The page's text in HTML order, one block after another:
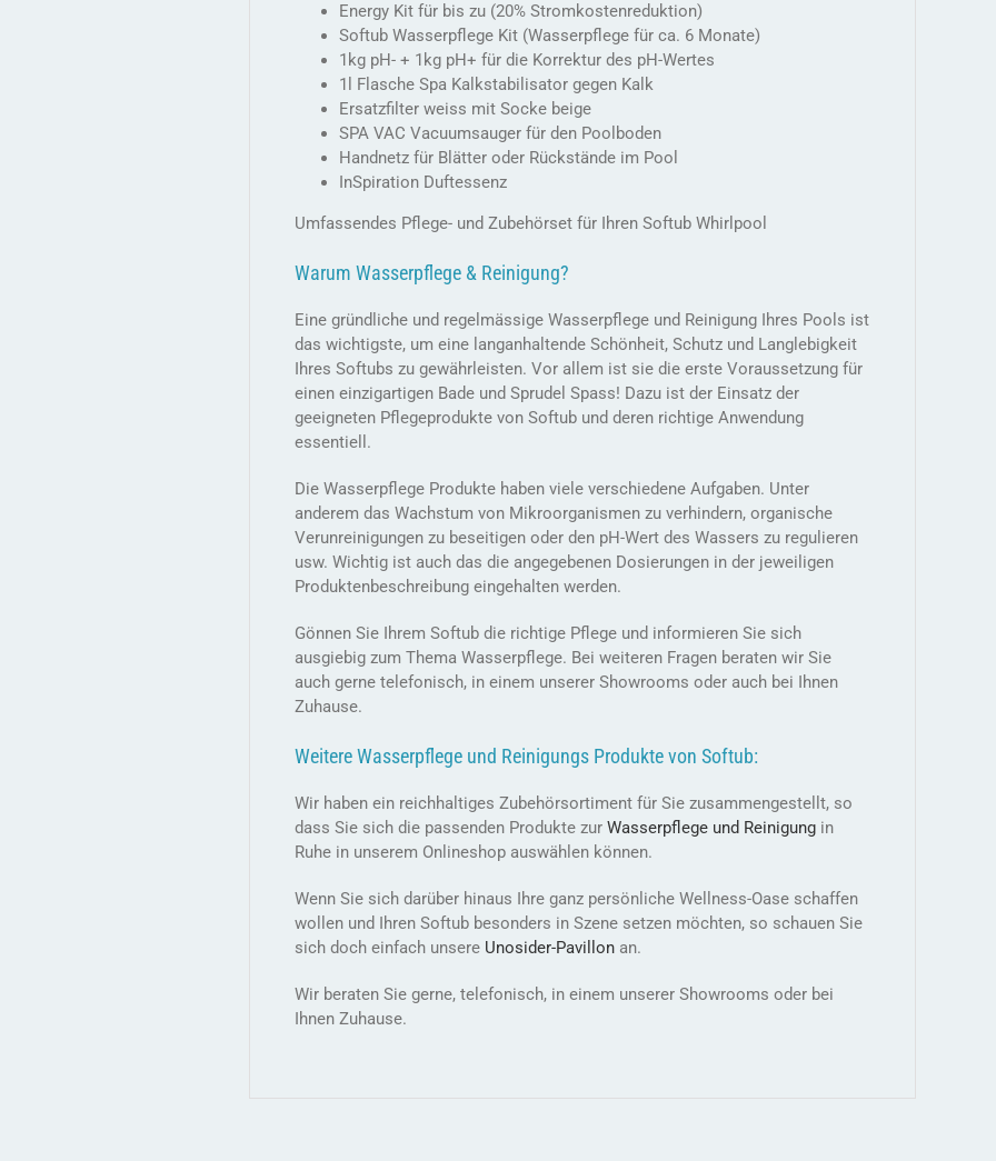
Energy Kit für bis zu (20% Stromkostenreduktion)
Softub Wasserpflege Kit (Wasserpflege für ca. 6 Monate)
1kg pH- + 1kg pH+ für die Korrektur des pH-Wertes
1l Flasche Spa Kalkstabilisator gegen Kalk
Ersatzfilter weiss mit Socke beige
SPA VAC Vacuumsauger für den Poolboden
Handnetz für Blätter oder Rückstände im Pool
InSpiration Duftessenz
Umfassendes Pflege- und Zubehörset für Ihren Softub Whirlpool
Warum Wasserpflege & Reinigung?
Eine gründliche und regelmässige Wasserpflege und Reinigung Ihres Pools ist
das wichtigste, um eine langanhaltende Schönheit, Schutz und Langlebigkeit
Ihres Softubs zu gewährleisten. Vor allem ist sie die erste Voraussetzung für
einen einzigartigen Bade und Sprudel Spass! Dazu ist der Einsatz der
geeigneten Pflegeprodukte von Softub und deren richtige Anwendung
essentiell.
Die Wasserpflege Produkte haben viele verschiedene Aufgaben. Unter
anderem das Wachstum von Mikroorganismen zu verhindern, organische
Verunreinigungen zu beseitigen oder den pH-Wert des Wassers zu regulieren
usw. Wichtig ist auch das die angegebenen Dosierungen in der jeweiligen
Produktenbeschreibung eingehalten werden.
Gönnen Sie Ihrem Softub die richtige Pflege und informieren Sie sich
ausgiebig zum Thema Wasserpflege. Bei weiteren Fragen beraten wir Sie
auch gerne telefonisch, in einem unserer Showrooms oder auch bei Ihnen
Zuhause.
Weitere Wasserpflege und Reinigungs Produkte von Softub:
Wir haben ein reichhaltiges Zubehörsortiment für Sie zusammengestellt, so
dass Sie sich die passenden Produkte zur Wasserpflege und Reinigungin
Ruhe in unserem Onlineshop auswählen können.
Wenn Sie sich darüber hinaus Ihre ganz persönliche Wellness-Oase schaffen
wollen und Ihren Softub besonders in Szene setzen möchten, so schauen Sie
sich doch einfach unsere Unosider-Pavillonan.
Wir beraten Sie gerne, telefonisch, in einem unserer Showrooms oder bei
Ihnen Zuhause.